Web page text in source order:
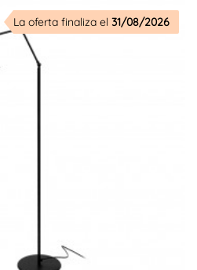
La oferta finaliza el 31/08/2026